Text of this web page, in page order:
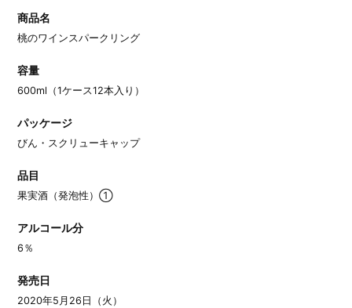
商品名
桃のワインスパークリング
容量
600ml（1ケース12本入り）
パッケージ
びん・スクリューキャップ
品目
果実酒（発泡性）①
アルコール分
6％
発売日
2020年5月26日（火）